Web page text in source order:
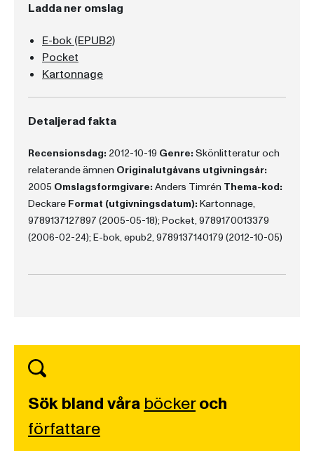
Ladda ner omslag
E-bok (EPUB2)
Pocket
Kartonnage
Detaljerad fakta
Recensionsdag: 2012-10-19 Genre: Skönlitteratur och
relaterande ämnen Originalutgåvans utgivningsår:
2005 Omslagsformgivare: Anders Timrén Thema-kod:
Deckare Format (utgivningsdatum): Kartonnage,
9789137127897 (2005-05-18); Pocket, 9789170013379
(2006-02-24); E-bok, epub2, 9789137140179 (2012-10-05)
Sök bland våra böckeroch
författare